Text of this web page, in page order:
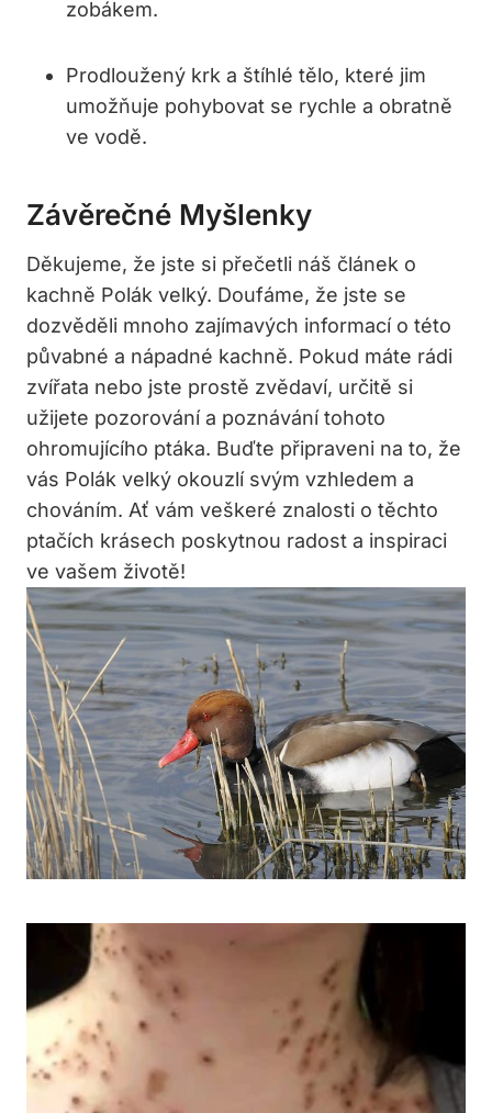
zobákem.
Prodloužený ‍krk​ a štíhlé tělo, které jim
umožňuje pohybovat se rychle a obratně⁣
ve vodě.
Závěrečné Myšlenky
Děkujeme, ⁣že jste ⁢si přečetli‍ náš článek o
kachně Polák velký. Doufáme, že jste se ​
dozvěděli mnoho zajímavých informací o této
půvabné a⁤ nápadné kachně. Pokud máte rádi
zvířata ⁢nebo jste prostě zvědaví, určitě si‍
užijete pozorování a poznávání tohoto
ohromujícího ptáka. Buďte připraveni na to, že
vás Polák velký okouzlí svým vzhledem a
chováním. Ať vám veškeré znalosti‌ o ​těchto
ptačích⁢ krásech poskytnou radost a‌ inspiraci
ve vašem ​životě!